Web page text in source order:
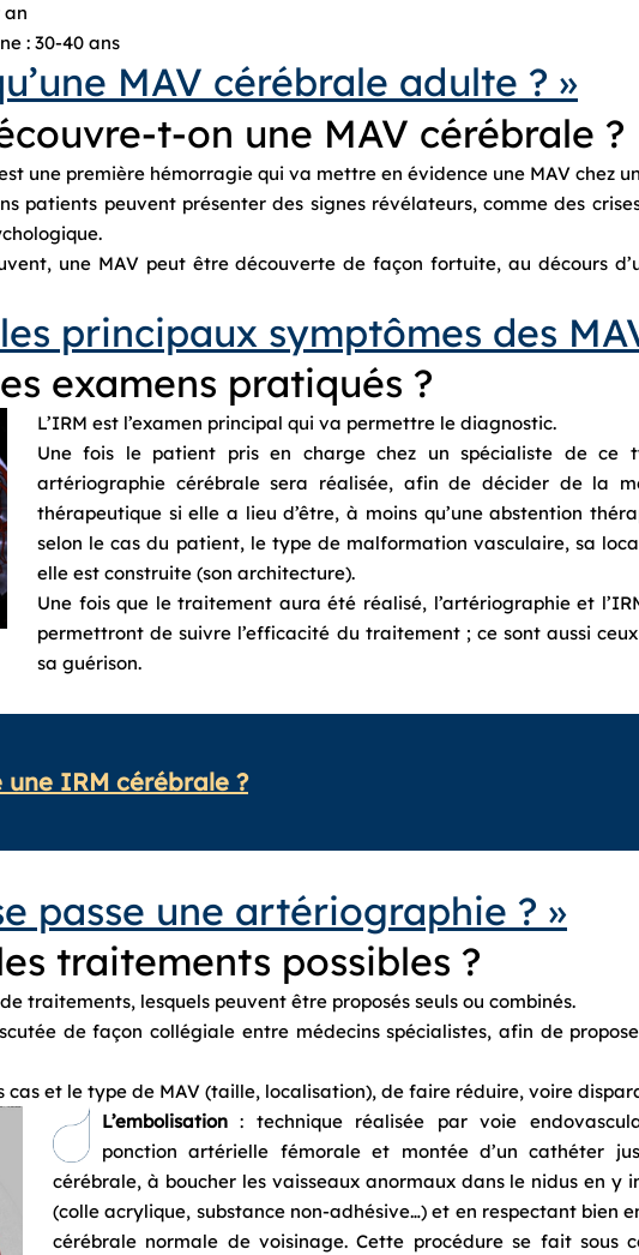
an
: 30-40 ans
MAV cérébrale adulte ? »
t-on une MAV cérébrale ?
une première hémorragie qui va mettre en évidence une MAV chez
patients peuvent présenter des signes révélateurs, comme des
une MAV peut être découverte de façon fortuite, au décours
principaux symptômes des
examens pratiqués ?
L’IRM est l’examen principal qui va permettre le diagnostic.
Une fois le patient pris en charge chez un spécialiste de ce
artériographie cérébrale sera réalisée, afin de décider de la
thérapeutique si elle a lieu d’être, à moins qu’une abstention
selon le cas du patient, le type de malformation vasculaire, sa
elle est construite (son architecture).
Une fois que le traitement aura été réalisé, l’artériographie et
permettront de suivre l’efficacité du traitement ; ce sont aussi
sa guérison.
une IRM cérébrale ?
passe une artériographie ? »
traitements possibles ?
traitements, lesquels peuvent être proposés seuls ou combinés.
de façon collégiale entre médecins spécialistes, afin de
cas et le type de MAV (taille, localisation), de faire réduire, voire
L’embolisation: technique réalisée par voie
ponction artérielle fémorale et montée d’un cathéter
cérébrale, à boucher les vaisseaux anormaux dans le nidus en y
(colle acrylique, substance non-adhésive…) et en respectant bien
cérébrale normale de voisinage. Cette procédure se fait sous